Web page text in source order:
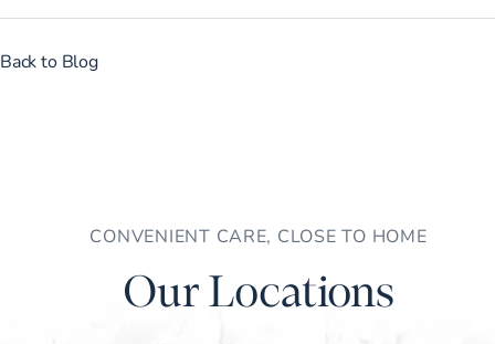
Back to Blog
CONVENIENT CARE, CLOSE TO HOME
Our Locations